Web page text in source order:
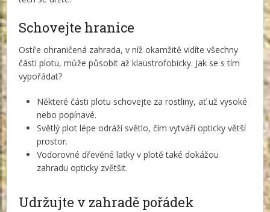
Schovejte hranice
Ostře ohraničená zahrada, v níž okamžitě vidíte všechny
části plotu, může působit až klaustrofobicky. Jak se s tím
vypořádat?
Některé části plotu schovejte za rostliny, ať už vysoké
nebo popínavé.
Světlý plot lépe odráží světlo, čím vytváří opticky větší
prostor.
Vodorovné dřevěné laťky v plotě také dokážou
zahradu opticky zvětšit.
Udržujte v zahradě pořádek